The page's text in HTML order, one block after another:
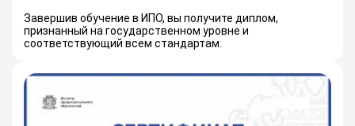
Завершив обучение в ИПО, вы получите диплом,
признанный на государственном уровне и
соответствующий всем стандартам.